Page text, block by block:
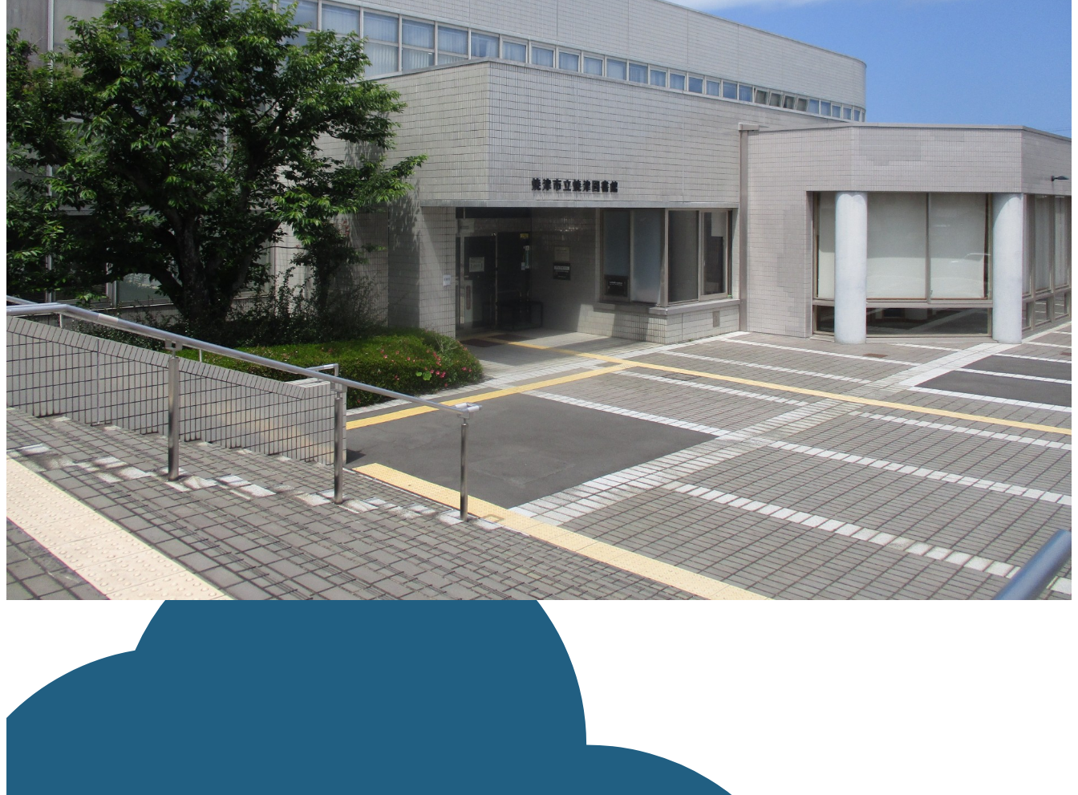
利用規約 も適用されます。
営利利用
可
改変
可
クレジット表記
必須
クレジット表記例
出典：“焼津市立焼津図書館 外観” CC BY 4.0 , via 焼津市OpenPhoto
コピー
＜改変した場合＞クレジット表記例
出典：“焼津市立焼津図書館 外観”,CC BY 4.0, via焼津市OpenPhoto , 改変あり
コピー
※【作品名, by 権利者, CCライセンス名, via テナント名】 というテンプレートに沿って設定されています。
※上記はあくまでも表記例であり、別途自治体等から指定がある場合はそちらの内容に従ってください
※リンクが設定できる場合は、「ライセンス種類」の部分にライセンスページへのリンクを設定してください。
画像